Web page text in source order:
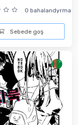
0 bahalandyrma
Sebede goş